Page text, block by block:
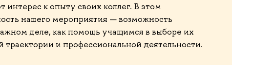
к опыту своих коллег. В этом
нашего мероприятия — возможность
деле, как помощь учащимся в выборе их
траектории и профессиональной деятельности.